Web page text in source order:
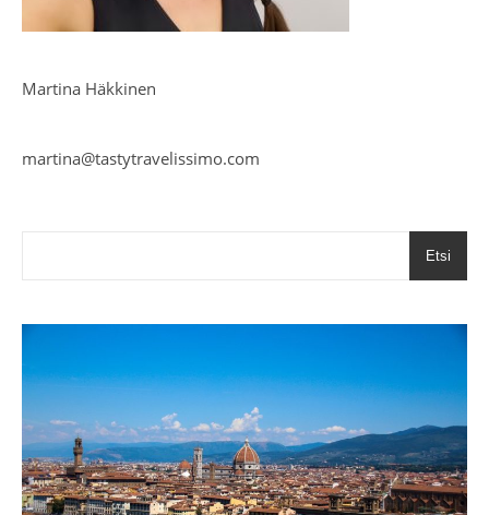
Martina Häkkinen
martina@tastytravelissimo.com
Etsi